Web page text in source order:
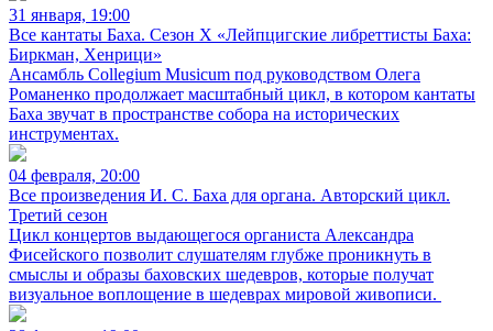
31 января, 19:00
Все кантаты Баха. Сезон X «Лейпцигские либреттисты Баха:
Биркман, Хенрици»
Ансамбль Collegium Musicum под руководством Олега
Романенко продолжает масштабный цикл, в котором кантаты
Баха звучат в пространстве собора на исторических
инструментах.
04 февраля, 20:00
Все произведения И. С. Баха для органа. Авторский цикл.
Третий сезон
Цикл концертов выдающегося органиста Александра
Фисейского позволит слушателям глубже проникнуть в
смыслы и образы баховских шедевров, которые получат
визуальное воплощение в шедеврах мировой живописи.